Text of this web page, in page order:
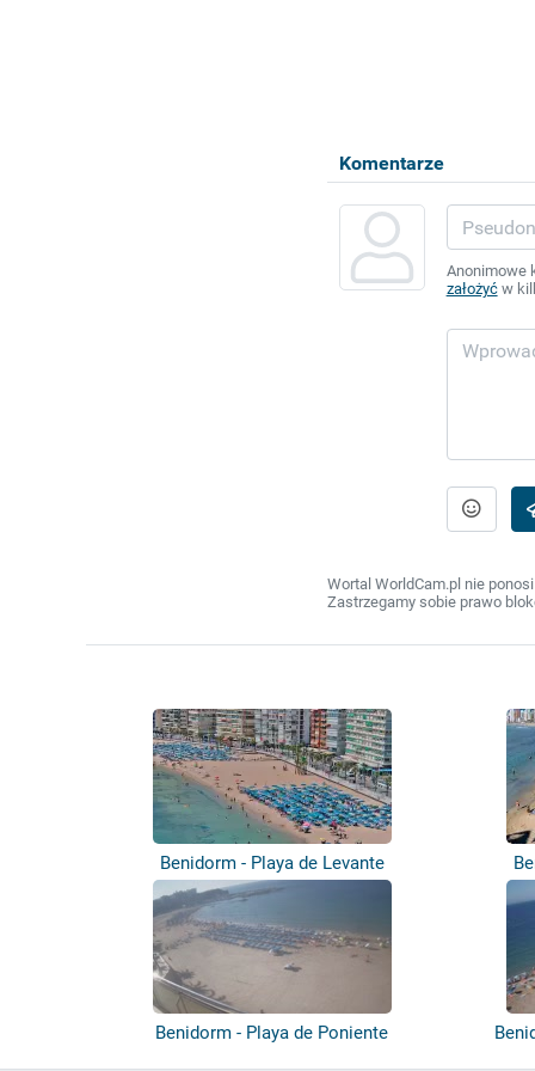
Komentarze
Anonimowe
założyćw
Wortal WorldCam.pl nie
Zastrzegamy sobie prawo
Benidorm - Playa de Levante
Benidorm - Playa de Poniente